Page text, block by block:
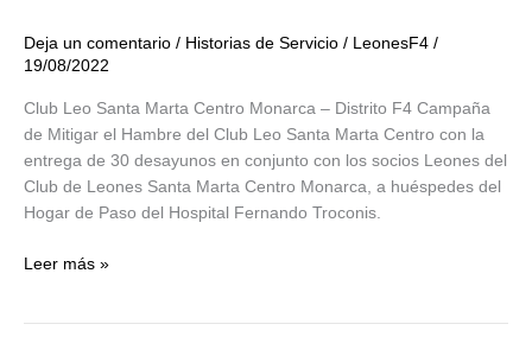
Deja un comentario / Historias de Servicio / LeonesF4 /
19/08/2022
Club Leo Santa Marta Centro Monarca – Distrito F4 Campaña
de Mitigar el Hambre del Club Leo Santa Marta Centro con la
entrega de 30 desayunos en conjunto con los socios Leones del
Club de Leones Santa Marta Centro Monarca, a huéspedes del
Hogar de Paso del Hospital Fernando Troconis.
Entrega
Leer más »